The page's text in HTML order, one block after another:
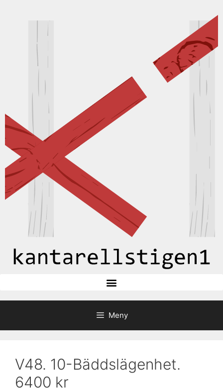
Meny
V48. 10-Bäddslägenhet.
6400 kr